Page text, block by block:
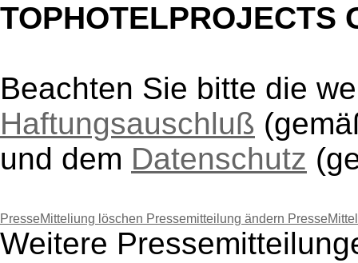
TOPHOTELPROJECTS
Beachten Sie bitte die
Haftungsauschluß
und dem Datenschutz
PresseMitteliung löschen Pressemitteilung ändern
Weitere